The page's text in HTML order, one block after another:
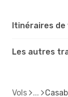
Itinéraires de
Les autres
Vols